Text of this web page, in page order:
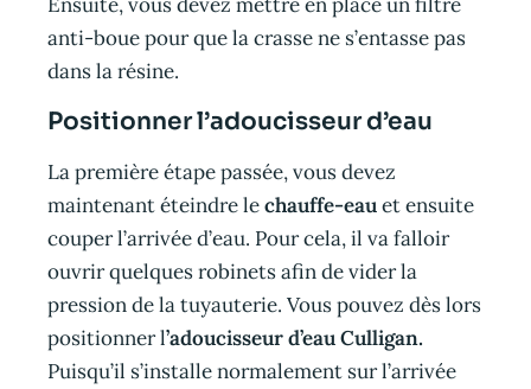
anti-boue pour que la crasse ne s’entasse pas
dans la résine.
Positionner l’adoucisseur d’eau
La première étape passée, vous devez
maintenant éteindre lechauffe-eauet ensuite
couper l’arrivée d’eau. Pour cela, il va falloir
ouvrir quelques robinets afin de vider la
pression de la tuyauterie. Vous pouvez dès lors
positionner l’adoucisseur d’eau Culligan.
Puisqu’il s’installe normalement sur l’arrivée